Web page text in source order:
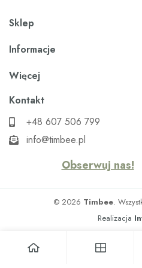
Sklep
Informacje
Więcej
Kontakt
+48 607 506 799
info@timbee.pl
Obserwuj nas!
© 2026 Timbee.
Realizacja